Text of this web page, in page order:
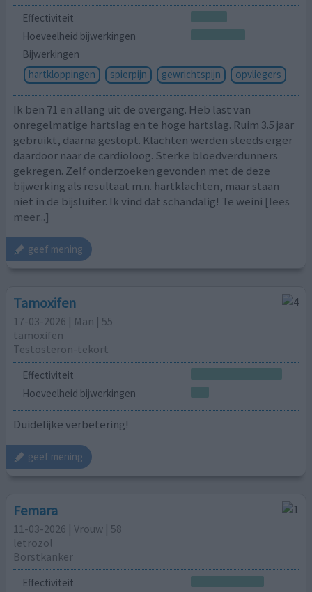
Effectiviteit
Hoeveelheid bijwerkingen
Bijwerkingen
hartkloppingen
spierpijn gewrichtspijn opvliegers
Ik ben 71 en allang uit de overgang. Heb last van
onregelmatige hartslag en te hoge hartslag. Ruim 3.5 jaar
gebruikt, daarna gestopt. Klachten werden steeds erger
daardoor naar de cardioloog. Sterke bloedverdunners
gekregen. Zelf onderzoeken gevonden met de deze
bijwerking als resultaat m.n. hartklachten, maar staan
niet in de bijsluiter. Ik vind dat schandalig! Te weini [lees
meer...]
geef mening
Tamoxifen
17-03-2026 | Man | 55
tamoxifen
Testosteron-tekort
Effectiviteit
Hoeveelheid bijwerkingen
Duidelijke verbetering!
geef mening
Femara
11-03-2026 | Vrouw | 58
letrozol
Borstkanker
Effectiviteit